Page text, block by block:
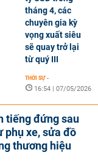
tháng 4, các
chuyên gia kỳ
vọng xuất siêu
sẽ quay trở lại
từ quý III
THỜI SỰ -
16:54 | 07/05/2026
tiếng đứng sau
phụ xe, sửa đồ
thương hiệu